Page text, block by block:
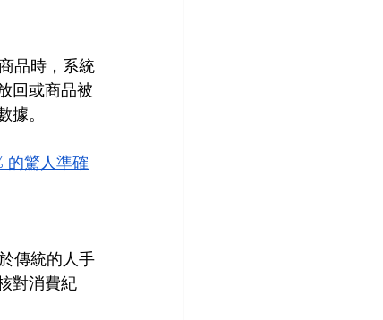
品時，系統
回或商品被
。
的驚人準確
傳統的人手
對消費紀